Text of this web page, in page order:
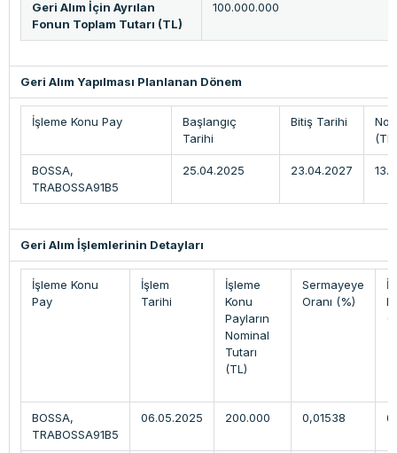
Geri Alım İçin Ayrılan
Fonun Toplam Tutarı (TL)
100.000.000
Geri Alım Yapılması Planlanan Dönem
İşleme Konu Pay
Başlangıç
Tarihi
Bitiş Tarihi
(TL)
BOSSA,
TRABOSSA91B5
25.04.2025 23.04.2027
Geri Alım İşlemlerinin Detayları
İşleme Konu
Pay
İşlem
Tarihi
İşleme
Konu
Payların
Nominal
Tutarı
(TL)
Sermayeye
Oranı (%)
BOSSA,
TRABOSSA91B5
06.05.2025 200.000 0,01538